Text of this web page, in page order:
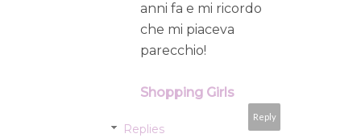
anni fa e mi ricordo
che mi piaceva
parecchio!
Shopping Girls
Reply
Replies